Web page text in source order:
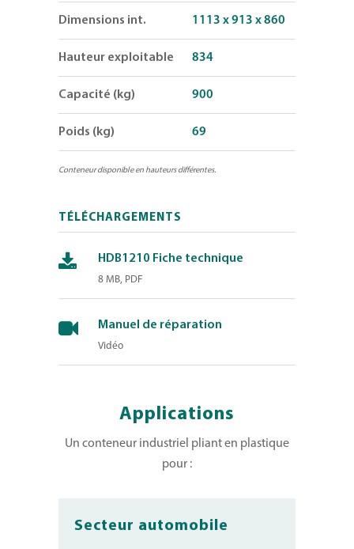
Dimensions int. 1113 x 913 x 860
Hauteur exploitable 834
Capacité (kg) 900
Poids (kg) 69
Conteneurdisponibleen hauteurs différentes.
TÉLÉCHARGEMENTS
HDB1210 Fiche technique
8 MB, PDF
Manuel de réparation
Vidéo
Applications
Un conteneur industriel pliant en plastique
pour :
Secteur automobile